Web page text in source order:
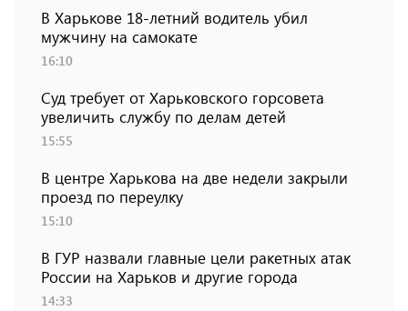
В Харькове 18-летний водитель убил
мужчину на самокате
16:10
Суд требует от Харьковского горсовета
увеличить службу по делам детей
15:55
В центре Харькова на две недели закрыли
проезд по переулку
15:10
В ГУР назвали главные цели ракетных атак
России на Харьков и другие города
14:33